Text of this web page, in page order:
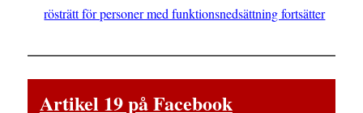
rösträtt för personer med funktionsnedsättning fortsätter
Artikel 19 på Facebook